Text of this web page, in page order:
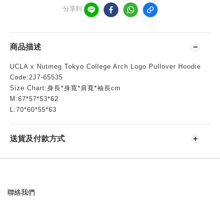
分享到
商品描述
UCLA x Nutmeg Tokyo College Arch Logo Pullover Hoodie
Code:2J7-65535
Size Chart:身長*身寬*肩寬*袖長cm
M:67*57*53*62
L:70*60*55*63
送貨及付款方式
聯絡我們